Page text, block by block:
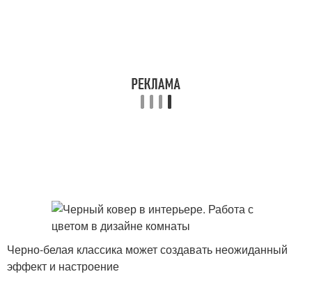
Черно-белая классика может создавать неожиданный
эффект и настроение